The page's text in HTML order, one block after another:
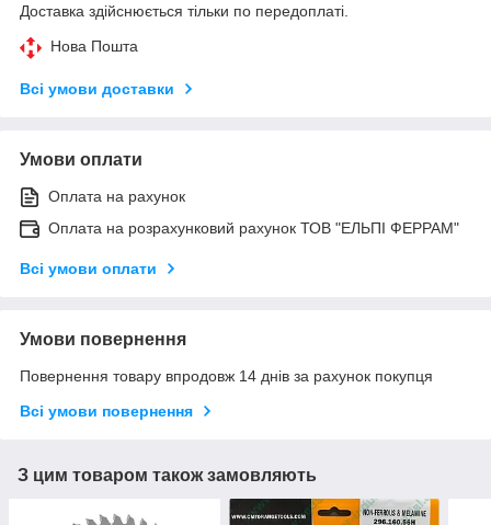
Доставка здійснюється тільки по передоплаті.
Нова Пошта
Всі умови доставки
Умови оплати
Оплата на рахунок
Оплата на розрахунковий рахунок ТОВ "ЕЛЬПІ ФЕРРАМ"
Всі умови оплати
Умови повернення
Повернення товару впродовж 14 днів за рахунок покупця
Всі умови повернення
З цим товаром також замовляють